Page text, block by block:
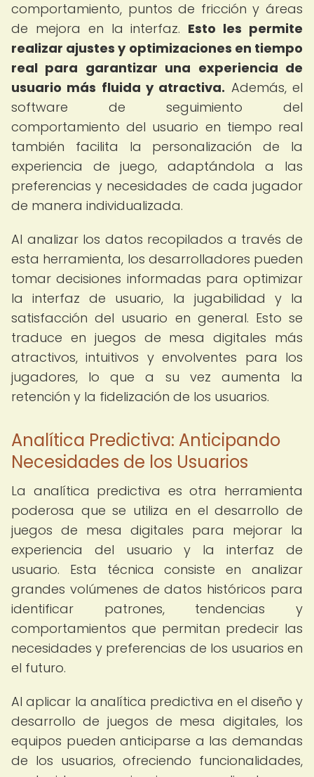
comportamiento, puntos de fricción y áreas
de mejora en la interfaz. Esto les permite
realizar ajustes y optimizaciones en tiempo
real para garantizar una experiencia de
usuario más fluida y atractiva. Además, el
software de seguimiento del
comportamiento del usuario en tiempo real
también facilita la personalización de la
experiencia de juego, adaptándola a las
preferencias y necesidades de cada jugador
de manera individualizada.
Al analizar los datos recopilados a través de
esta herramienta, los desarrolladores pueden
tomar decisiones informadas para optimizar
la interfaz de usuario, la jugabilidad y la
satisfacción del usuario en general. Esto se
traduce en juegos de mesa digitales más
atractivos, intuitivos y envolventes para los
jugadores, lo que a su vez aumenta la
retención y la fidelización de los usuarios.
Analítica Predictiva: Anticipando
Necesidades de los Usuarios
La analítica predictiva es otra herramienta
poderosa que se utiliza en el desarrollo de
juegos de mesa digitales para mejorar la
experiencia del usuario y la interfaz de
usuario. Esta técnica consiste en analizar
grandes volúmenes de datos históricos para
identificar patrones, tendencias y
comportamientos que permitan predecir las
necesidades y preferencias de los usuarios en
el futuro.
Al aplicar la analítica predictiva en el diseño y
desarrollo de juegos de mesa digitales, los
equipos pueden anticiparse a las demandas
de los usuarios, ofreciendo funcionalidades,